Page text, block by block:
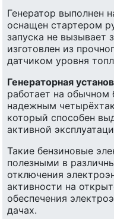
Генератор выполнен
оснащен стартером
запуска не вызывает
изготовлен из
датчиком уровня
Генераторная
работает на
надежным
который способен
активной
Такие бензиновые
полезными в
отключения
активности на
обеспечения
дачах.